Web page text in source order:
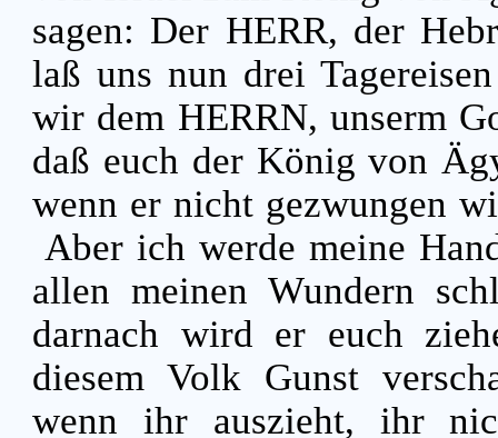
sagen: Der HERR, der
laß uns nun drei
wir dem HERRN, unserm
daß euch der König von
wenn er nicht gezwungen
Aber ich werde meine
allen meinen Wundern
darnach wird er euch
diesem Volk Gunst
wenn ihr auszieht, ihr